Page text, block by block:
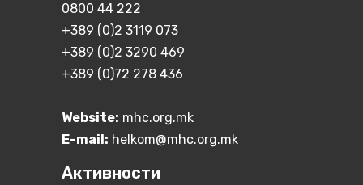
0800 44 222
+389 (0)2 3119 073
+389 (0)2 3290 469
+389 (0)72 278 436
Website: mhc.org.mk
E-mail: helkom@mhc.org.mk
Активности